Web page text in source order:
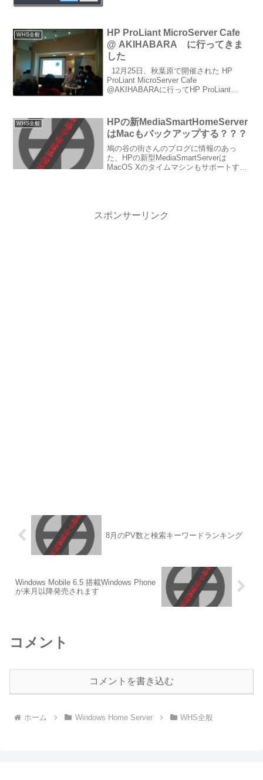
WHS全般
HP ProLiant MicroServer Cafe
@ AKIHABARA に行ってきま
した
12月25日、秋葉原で開催された HP
ProLiant MicroServer Cafe
@AKIHABARAに行ってHP ProLiant
WHS全般
HPの新MediaSmartHomeServer
はMacもバックアップする？？？
鳩の谷の街さんのブログに情報のあっ
た、HPの新型MediaSmartServerは
MacOS Xのタイムマシンもサポートする
スポンサーリンク
8月のPV数と検索キーワードランキング
Windows Mobile 6.5 搭載Windows Phone
が来月以降発売されます
コメント
コメントを書き込む
ホーム Windows Home Server WHS全般